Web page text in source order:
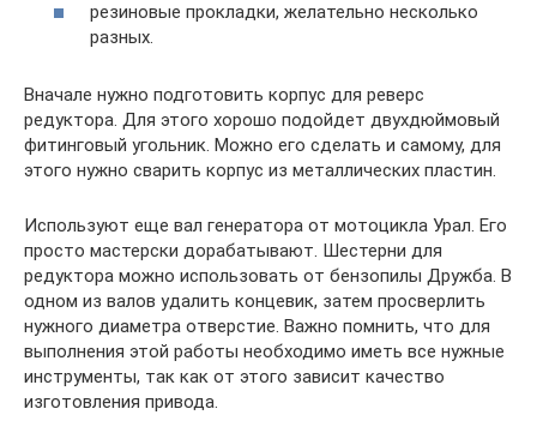
резиновые прокладки, желательно несколько
разных.
Вначале нужно подготовить корпус для реверс
редуктора. Для этого хорошо подойдет двухдюймовый
фитинговый угольник. Можно его сделать и самому, для
этого нужно сварить корпус из металлических пластин.
Используют еще вал генератора от мотоцикла Урал. Его
просто мастерски дорабатывают. Шестерни для
редуктора можно использовать от бензопилы Дружба. В
одном из валов удалить концевик, затем просверлить
нужного диаметра отверстие. Важно помнить, что для
выполнения этой работы необходимо иметь все нужные
инструменты, так как от этого зависит качество
изготовления привода.